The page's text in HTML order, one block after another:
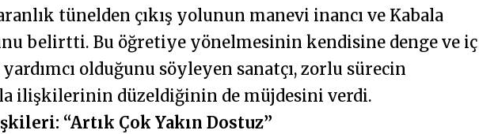
tünelden çıkış yolunun manevi inancı ve Kabala
belirtti. Bu öğretiye yönelmesinin kendisine denge ve iç
olduğunu söyleyen sanatçı, zorlu sürecin
ilişkilerinin düzeldiğinin de müjdesini verdi.
“Artık Çok Yakın Dostuz”